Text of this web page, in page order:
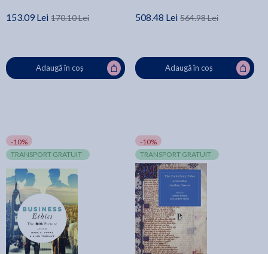
153.09 Lei 170.10 Lei
Adaugă în coș
508.48 Lei 564.98 Lei
Adaugă în coș
-10%
TRANSPORT GRATUIT
-10%
TRANSPORT GRATUIT